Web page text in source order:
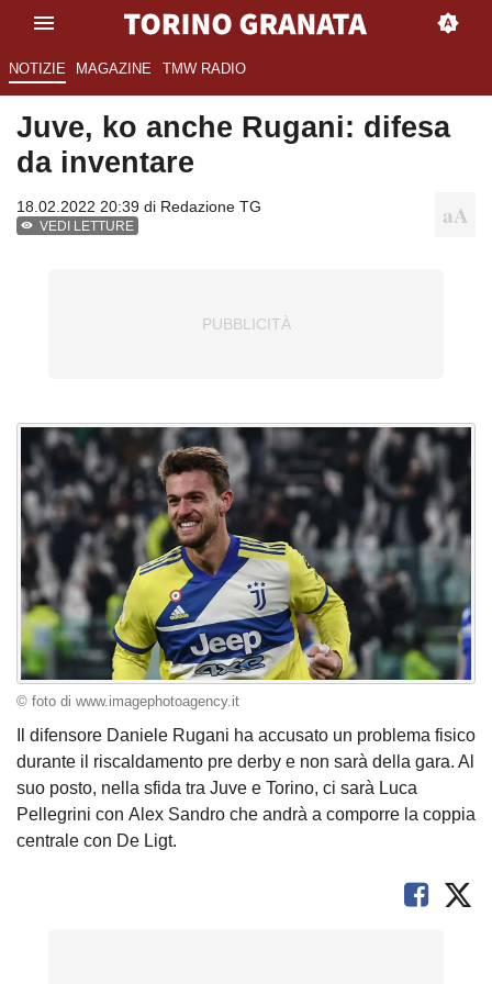
NOTIZIE MAGAZINE TMW RADIO
Juve, ko anche Rugani: difesa
da inventare
18.02.2022 20:39 di Redazione TG
VEDI LETTURE
© foto di www.imagephotoagency.it
Il difensore Daniele Rugani ha accusato un problema fisico
durante il riscaldamento pre derby e non sarà della gara. Al
suo posto, nella sfida tra Juve e Torino, ci sarà Luca
Pellegrini con Alex Sandro che andrà a comporre la coppia
centrale con De Ligt.